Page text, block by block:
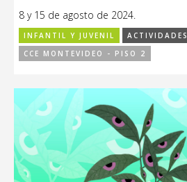
8 y 15 de agosto de 2024.
INFANTIL Y JUVENIL
ACTIVIDADES
CCE MONTEVIDEO - PISO 2